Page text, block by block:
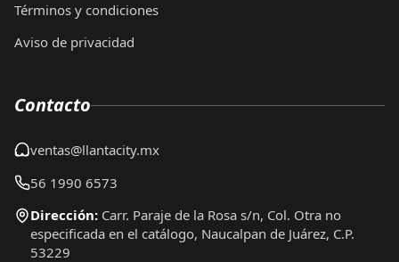
Términos y condiciones
Aviso de privacidad
Contacto
ventas@llantacity.mx
56 1990 6573
Dirección: Carr. Paraje de la Rosa s/n, Col. Otra no
especificada en el catálogo, Naucalpan de Juárez, C.P.
53229